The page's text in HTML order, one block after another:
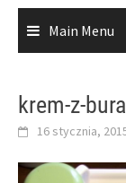
Main Menu
krem-z-
16 stycznia,